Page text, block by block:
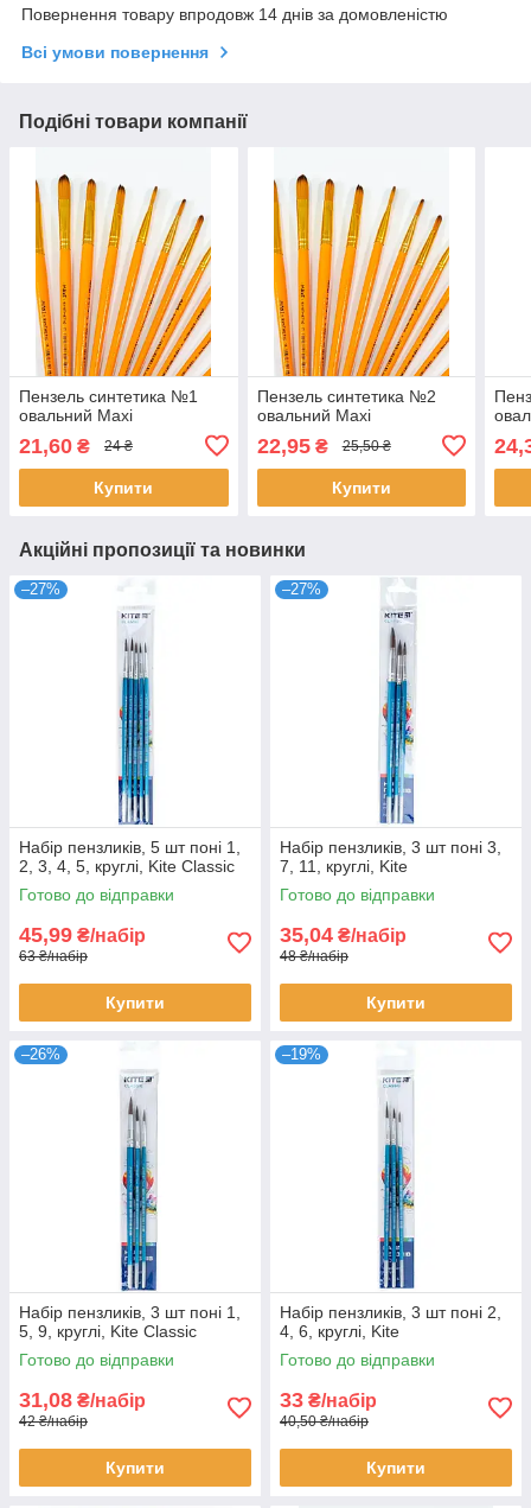
Повернення товару впродовж 14 днів за домовленістю
Всі умови повернення
Подібні товари компанії
Пензель синтетика №1
овальний Maxi
21,60 ₴ 24 ₴
Купити
Пензель синтетика №2
овальний Maxi
22,95₴ 25,50 ₴
Купити
Акційні пропозиції та новинки
–27%
Набір пензликів, 5 шт поні 1,
2, 3, 4, 5, круглі, Kite Classic
Готово до відправки
45,99 ₴/набір
63 ₴/набір
Купити
–27%
Набір пензликів, 3 шт поні 3,
7, 11, круглі, Kite
Готово до відправки
35,04 ₴/набір
48 ₴/набір
Купити
–26%
Набір пензликів, 3 шт поні 1,
5, 9, круглі, Kite Classic
Готово до відправки
31,08 ₴/набір
42 ₴/набір
Купити
–19%
Набір пензликів, 3 шт поні 2,
4, 6, круглі, Kite
Готово до відправки
33 ₴/набір
40,50 ₴/набір
Купити